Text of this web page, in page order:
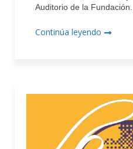
Auditorio de la Fundación...
Continúa leyendo